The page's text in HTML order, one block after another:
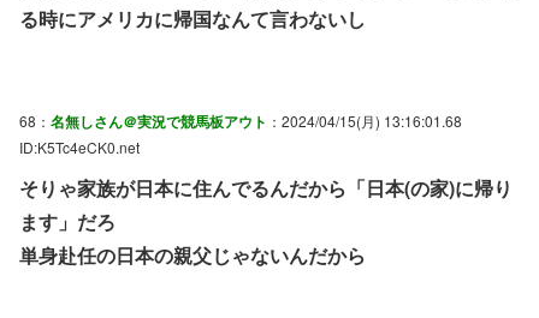
る時にアメリカに帰国なんて言わないし
68： 名無しさん＠実況で競馬板アウト ：2024/04/15(月) 13:16:01.68
ID:K5Tc4eCK0.net
そりゃ家族が日本に住んでるんだから「日本(の家)に帰り
ます」だろ
単身赴任の日本の親父じゃないんだから